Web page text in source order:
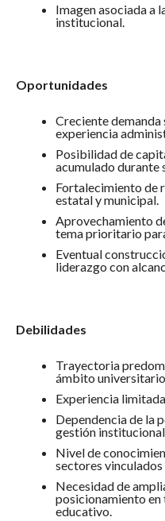
Imagen asociada a
institucional.
Oportunidades
Creciente
experiencia
Posibilidad de
acumulado durante
Fortalecimiento de
estatal y municipal.
Aprovechamiento
tema prioritario
Eventual
liderazgo con
Debilidades
Trayectoria
ámbito universitario.
Experiencia
Dependencia de la
gestión
Nivel de
sectores vinculados
Necesidad de
posicionamiento
educativo.